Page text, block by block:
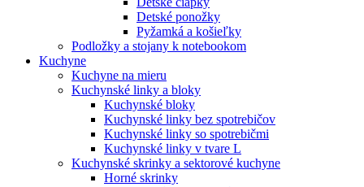
Detské ponožky
Pyžamká a košieľky
Podložky a stojany k notebookom
Kuchyne
Kuchyne na mieru
Kuchynské linky a bloky
Kuchynské bloky
Kuchynské linky bez spotrebičov
Kuchynské linky so spotrebičmi
Kuchynské linky v tvare L
Kuchynské skrinky a sektorové kuchyne
Horné skrinky